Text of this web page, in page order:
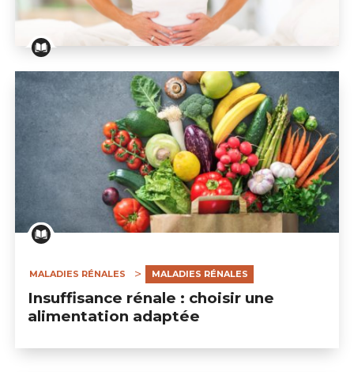
Dialyse péritonéale : comment éviter la constipation ?
MALADIES RÉNALES MALADIES RÉNALES
Insuffisance rénale : choisir une
alimentation adaptée